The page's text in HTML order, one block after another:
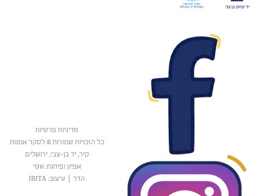
מדיניות פרטיות
כל הזכויות שמורות © לסקר אמנות
קיר, יד בן-צבי, ירושלים
אפיון ופיתוח: אטי
הדר
עיצוב: IRITA